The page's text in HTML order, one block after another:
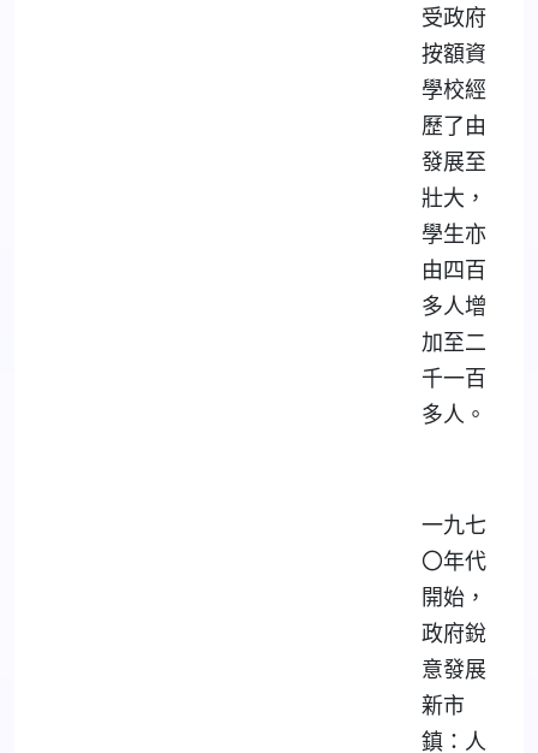
受政府
按額資
學校經
歷了由
發展至
壯大，
學生亦
由四百
多人增
加至二
千一百
多人。
一九七
〇年代
開始，
政府銳
意發展
新市
鎮：人